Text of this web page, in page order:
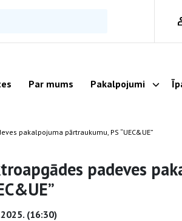
Par mums Pakalpojumi
pakalpojuma pārtraukumu, PS “UEC&UE”
padeves
(16:30)